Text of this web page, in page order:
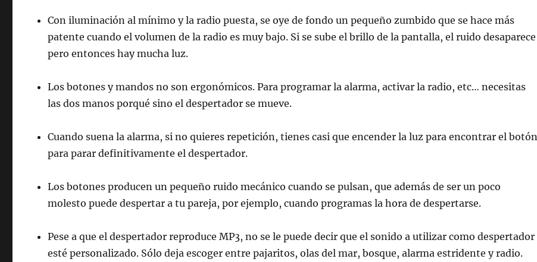
Con iluminación al mínimo y la radio puesta, se oye de fondo un pequeño zumbido que se hace más
patente cuando el volumen de la radio es muy bajo. Si se sube el brillo de la pantalla, el ruido desaparece
pero entonces hay mucha luz.
Los botones y mandos no son ergonómicos. Para programar la alarma, activar la radio, etc… necesitas
las dos manos porqué sino el despertador se mueve.
Cuando suena la alarma, si no quieres repetición, tienes casi que encender la luz para encontrar el botón
para parar definitivamente el despertador.
Los botones producen un pequeño ruido mecánico cuando se pulsan, que además de ser un poco
molesto puede despertar a tu pareja, por ejemplo, cuando programas la hora de despertarse.
Pese a que el despertador reproduce MP3, no se le puede decir que el sonido a utilizar como despertador
esté personalizado. Sólo deja escoger entre pajaritos, olas del mar, bosque, alarma estridente y radio.